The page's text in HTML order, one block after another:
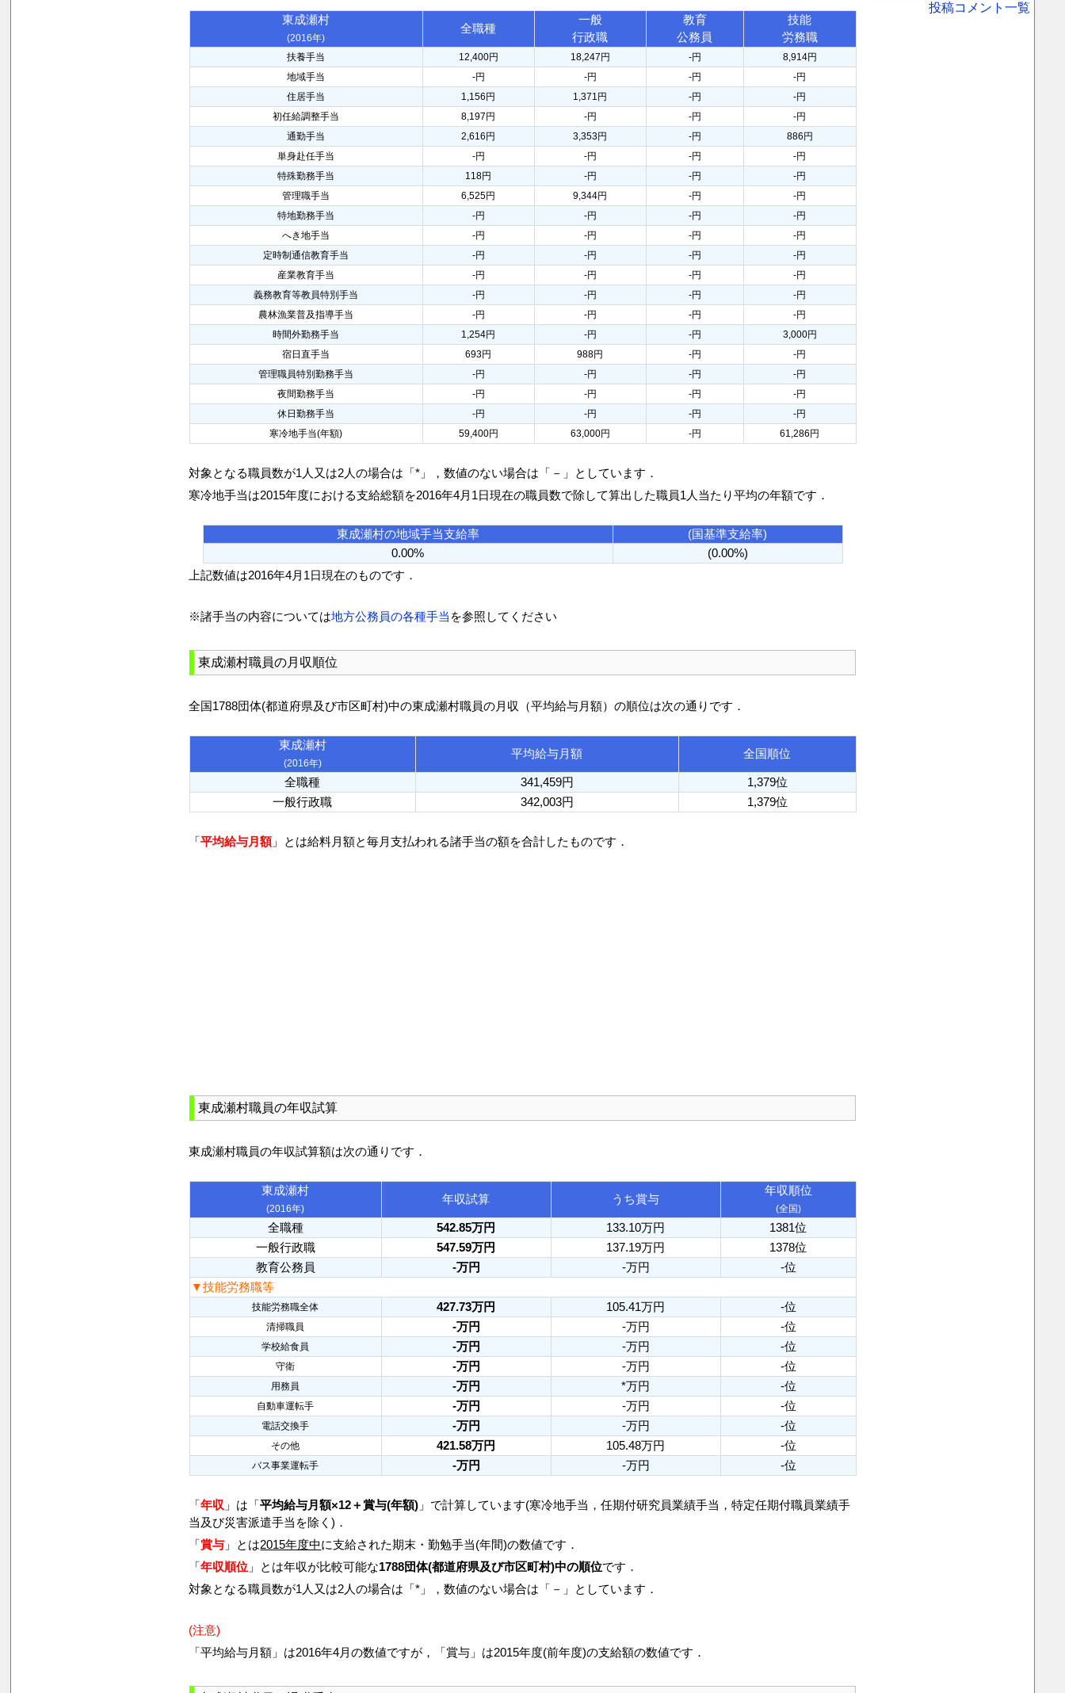
東成瀬村
(2016年)
全職種
一般
行政職
教育
公務員
技能
労務職
扶養手当 12,400円 18,247円 -円
8,914円
地域手当
-円 -円 -円
-円
住居手当
1,156円 1,371円 -円
-円
初任給調整手当
8,197円 -円 -円
-円
通勤手当
2,616円 3,353円 -円
886円
単身赴任手当
-円 -円 -円
-円
特殊勤務手当
118円 -円 -円
-円
管理職手当
6,525円 9,344円 -円
-円
特地勤務手当
-円 -円 -円
-円
へき地手当
-円 -円 -円
-円
定時制通信教育手当
-円 -円 -円
-円
産業教育手当
-円 -円 -円
-円
義務教育等教員特別手当
-円 -円 -円
-円
農林漁業普及指導手当
-円 -円 -円
-円
時間外勤務手当
1,254円 -円 -円
3,000円
宿日直手当
693円 988円 -円
-円
管理職員特別勤務手当
-円 -円 -円
-円
夜間勤務手当
-円 -円 -円
-円
休日勤務手当
-円 -円 -円
-円
寒冷地手当(年額)
59,400円 63,000円 -円 61,286円
対象となる職員数が1人又は2人の場合は「*」，数値のない場合は「－」としています．
寒冷地手当は2015年度における支給総額を2016年4月1日現在の職員数で除して算出した職員1人当たり平均の年額です．
東成瀬村の地域手当支給率
(国基準支給率)
0.00%
(0.00%)
上記数値は2016年4月1日現在のものです．
※諸手当の内容については地方公務員の各種手当 を参照してください
東成瀬村職員の月収順位
全国1788団体(都道府県及び市区町村)中の東成瀬村職員の月収（平均給与月額）の順位は次の通りです．
東成瀬村
(2016年)
平均給与月額 全国順位
全職種 341,459円
1,379位
一般行政職
342,003円 1,379位
「平均給与月額」とは給料月額と毎月支払われる諸手当の額を合計したものです．
東成瀬村職員の年収試算
東成瀬村職員の年収試算額は次の通りです．
東成瀬村
(2016年)
年収試算 うち賞与
年収順位
(全国)
全職種 542.85万円 133.10万円
1381位
一般行政職
547.59万円 137.19万円
1378位
教育公務員
-万円 -万円
-位
▼技能労務職等
技能労務職全体 427.73万円 105.41万円 -位
清掃職員 -万円 -万円 -位
学校給食員 -万円 -万円 -位
守衛 -万円 -万円 -位
用務員 -万円 *万円 -位
自動車運転手 -万円 -万円 -位
電話交換手 -万円 -万円 -位
その他 421.58万円 105.48万円 -位
バス事業運転手 -万円 -万円 -位
「年収 」は「平均給与月額×12＋賞与(年額) 」で計算しています(寒冷地手当，任期付研究員業績手当，特定任期付職員業績手
当及び災害派遣手当を除く)．
「賞与 」とは2015年度中に支給された期末・勤勉手当(年間)の数値です．
「年収順位 」とは年収が比較可能な1788団体(都道府県及び市区町村)中の順位です．
対象となる職員数が1人又は2人の場合は「*」，数値のない場合は「－」としています．
(注意)
「平均給与月額」は2016年4月の数値ですが，「賞与」は2015年度(前年度)の支給額の数値です．
投稿コメント一覧